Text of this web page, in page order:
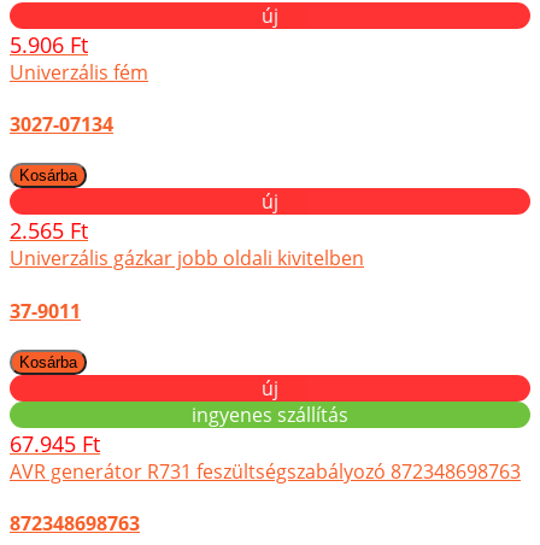
új
5.906 Ft
Univerzális fém
3027-07134
új
2.565 Ft
Univerzális gázkar jobb oldali kivitelben
37-9011
új
ingyenes szállítás
67.945 Ft
AVR generátor R731 feszültségszabályozó 872348698763
872348698763